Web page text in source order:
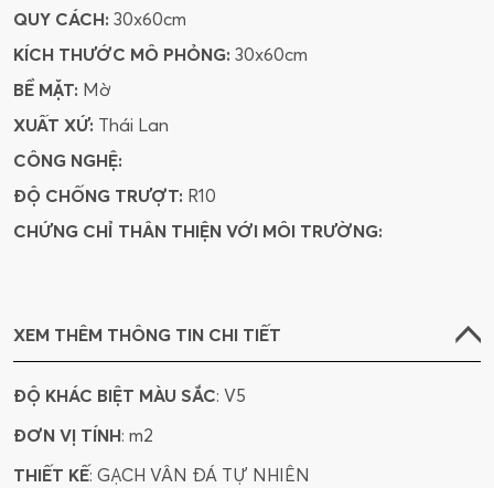
60MSTGRAHYG
60MSTGREHYG 36MSTSNHYG
612MSTSNHYG
QUY CÁCH: 30x60cm
KÍCH THƯỚC MÔ PHỎNG: 30x60cm
BỀ MẶT: Mờ
XUẤT XỨ: Thái Lan
CÔNG NGHỆ:
ĐỘ CHỐNG TRƯỢT: R10
CHỨNG CHỈ THÂN THIỆN VỚI MÔI TRƯỜNG:
XEM THÊM THÔNG TIN CHI TIẾT
ĐỘ KHÁC BIỆT MÀU SẮC: V5
ĐƠN VỊ TÍNH: m2
THIẾT KẾ: GẠCH VÂN ĐÁ TỰ NHIÊN